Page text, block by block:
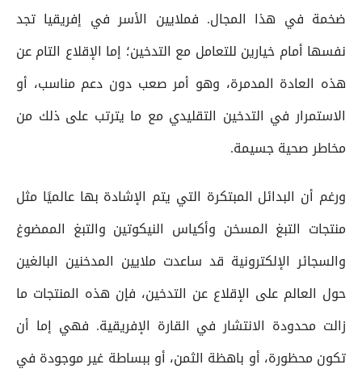
ضخمة في هذا المجال. فملايين الأسر في إفريقيا تجد
نفسها أمام خيارين للتعامل مع التدخين؛ إما الإقلاع التام عن
هذه العادة المدمرة، وهو أمر صعب دون دعم مناسب، أو
الاستمرار في التدخين التقليدي مع ما يترتب على ذلك من
مخاطر صحية جسيمة.
ورغم أن البدائل المبتكرة التي يتم الإشادة بها عالميًا مثل
منتجات التبغ المسخن وأكياس النيكوتين والتبغ الممضوغ
والسجائر الإلكترونية قد ساعدت ملايين المدخنين البالغين
حول العالم على الإقلاع عن التدخين، فإن هذه المنتجات ما
زالت محدودة الانتشار في القارة الإفريقية. فهي إما أن
تكون محظورة، أو باهظة الثمن، أو ببساطة غير موجودة في